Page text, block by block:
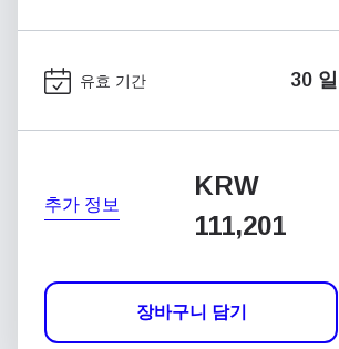
유효 기간 30 일
추가 정보
KRW
111,201
장바구니 담기